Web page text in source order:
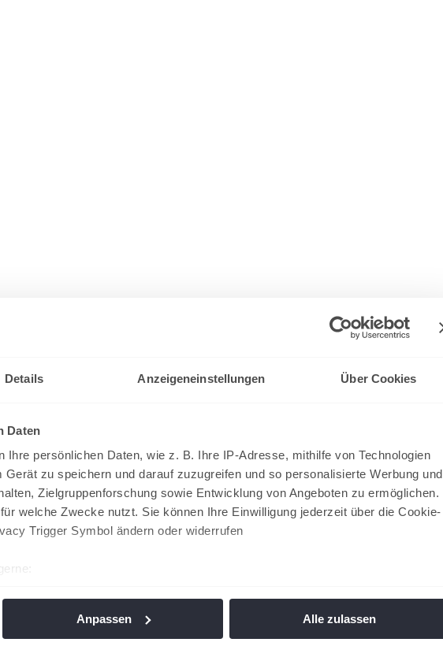
Details Anzeigeneinstellungen Über Cookies
Daten
Ihre persönlichen Daten, wie z. B. Ihre IP-Adresse, mithilfe von Technologien
zu speichern und darauf zuzugreifen und so personalisierte Werbung und
Zielgruppenforschung sowie Entwicklung von Angeboten zu ermöglichen.
welche Zwecke nutzt. Sie können Ihre Einwilligung jederzeit über die Cookie-
Trigger Symbol ändern oder widerrufen
Anpassen Alle zulassen
Halle“ NMS